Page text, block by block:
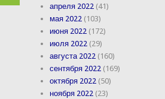
апреля 2022 (41)
мая 2022 (103)
июня 2022 (172)
июля 2022 (29)
августа 2022 (160)
сентября 2022 (169)
октября 2022 (50)
ноября 2022 (23)